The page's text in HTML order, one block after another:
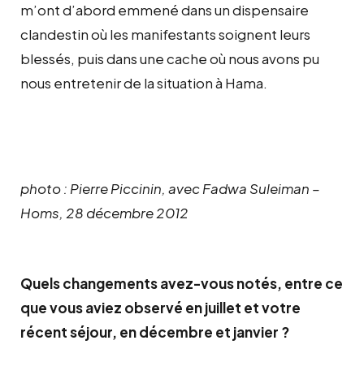
m’ont d’abord emmené dans un dispensaire
clandestin où les manifestants soignent leurs
blessés, puis dans une cache où nous avons pu
nous entretenir de la situation à Hama.
photo : Pierre Piccinin, avec Fadwa Suleiman –
Homs, 28 décembre 2012
Quels changements avez-vous notés, entre ce
que vous aviez observé en juillet et votre
récent séjour, en décembre et janvier ?